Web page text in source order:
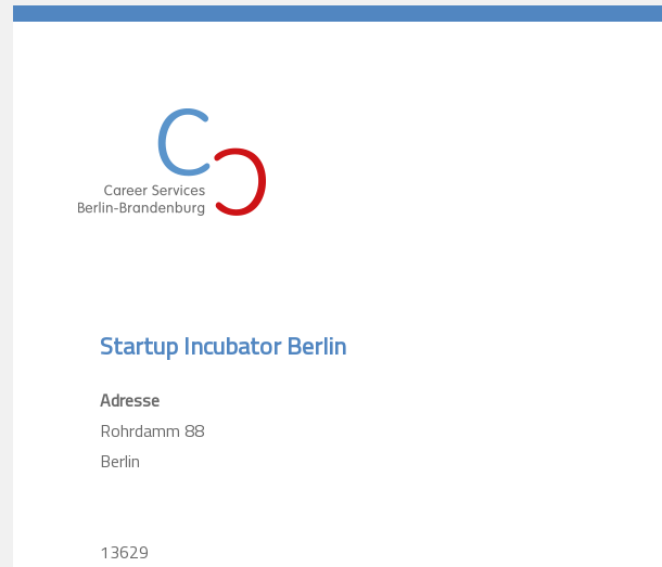
Startup Incubator Berlin
Adresse
Rohrdamm 88
Berlin
13629